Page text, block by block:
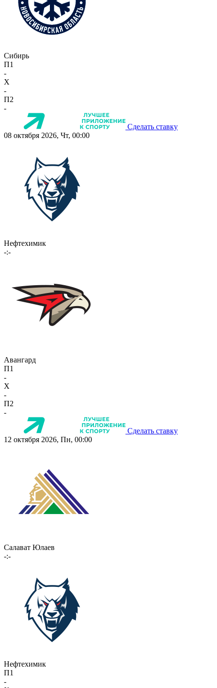
Сибирь
П1
-
X
-
П2
-
Сделать ставку
08 октября 2026, Чт, 00:00
Нефтехимик
-:-
Авангард
П1
-
X
-
П2
-
Сделать ставку
12 октября 2026, Пн, 00:00
Салават Юлаев
-:-
Нефтехимик
П1
-